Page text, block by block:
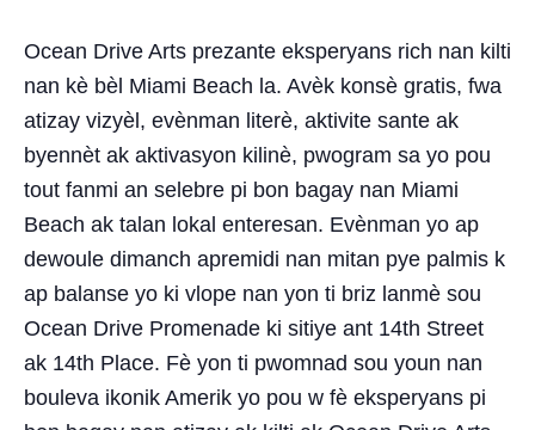
Ocean Drive Arts prezante eksperyans rich nan kilti
nan kè bèl Miami Beach la. Avèk konsè gratis, fwa
atizay vizyèl, evènman literè, aktivite sante ak
byennèt ak aktivasyon kilinè, pwogram sa yo pou
tout fanmi an selebre pi bon bagay nan Miami
Beach ak talan lokal enteresan. Evènman yo ap
dewoule dimanch apremidi nan mitan pye palmis k
ap balanse yo ki vlope nan yon ti briz lanmè sou
Ocean Drive Promenade ki sitiye ant 14th Street
ak 14th Place. Fè yon ti pwomnad sou youn nan
bouleva ikonik Amerik yo pou w fè eksperyans pi